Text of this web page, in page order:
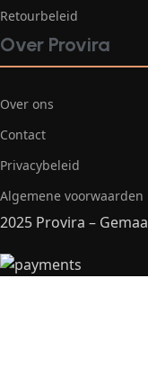
Retourbeleid
Over Provira
Over ons
Contact
Privacybeleid
Algemene voorwaarden
2025 Provira –